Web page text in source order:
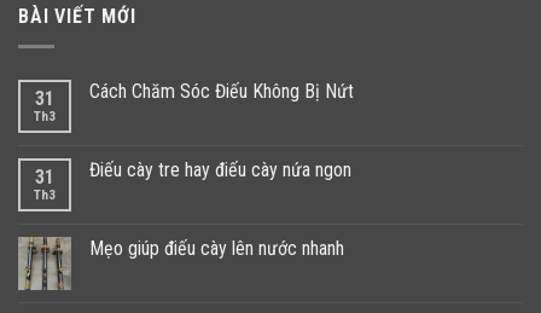
BÀI VIẾT MỚI
31
Th3
Cách Chăm Sóc Điếu Không Bị Nứt
31
Th3
Điếu cày tre hay điếu cày nứa ngon
Mẹo giúp điếu cày lên nước nhanh